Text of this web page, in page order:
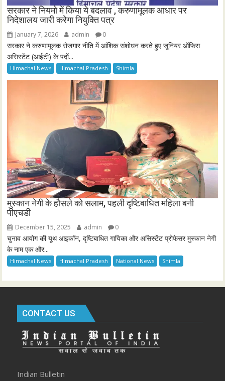
सरकार ने नियमो में किया ये बदलाव , करुणामूलक आधार पर
निदेशालय जारी करेगा नियुक्ति पत्र
January 7, 2026 admin 0
सरकार ने करुणामूलक रोजगार नीति में आंशिक संशोधन करते हुए जूनियर ऑफिस
असिस्टेंट (आईटी) के पदों...
Himachal News Himachal Pradesh Shimla
मुस्कान नेगी के हौसले को सलाम, पहली दृष्टिबाधित महिला बनी
पीएचडी
December 15, 2025 admin 0
चुनाव आयोग की यूथ आइकॉन, दृष्टिबाधित गायिका और असिस्टेंट प्रोफेसर मुस्कान नेगी
के नाम एक और...
Himachal News Himachal Pradesh National News Shimla
CONTACT US
Indian Bulletin